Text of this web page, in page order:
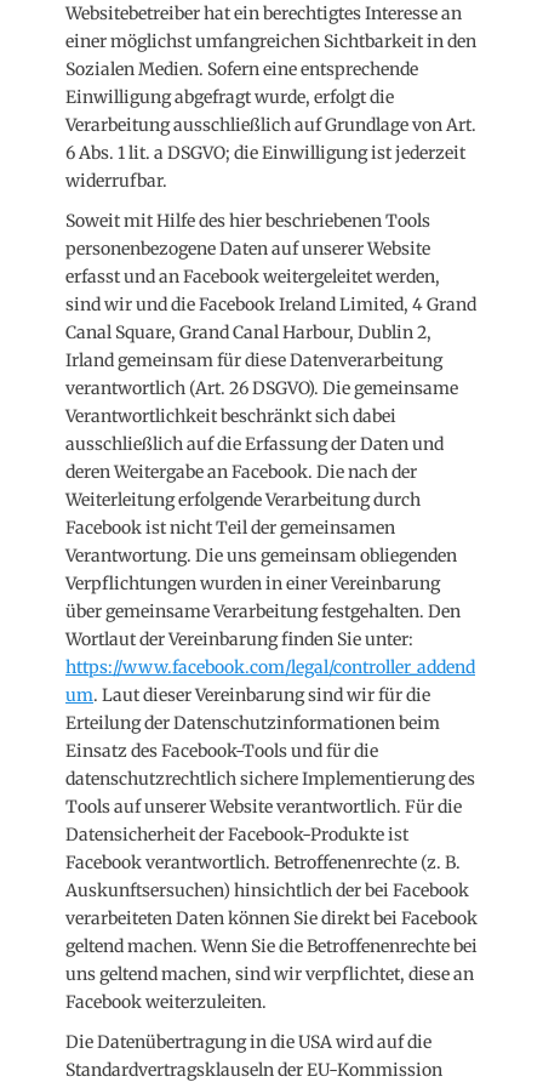
Websitebetreiber hat ein berechtigtes Interesse an
einer möglichst umfangreichen Sichtbarkeit in den
Sozialen Medien. Sofern eine entsprechende
Einwilligung abgefragt wurde, erfolgt die
Verarbeitung ausschließlich auf Grundlage von Art.
6 Abs. 1 lit. a DSGVO; die Einwilligung ist jederzeit
widerrufbar.
Soweit mit Hilfe des hier beschriebenen Tools
personenbezogene Daten auf unserer Website
erfasst und an Facebook weitergeleitet werden,
sind wir und die Facebook Ireland Limited, 4 Grand
Canal Square, Grand Canal Harbour, Dublin 2,
Irland gemeinsam für diese Datenverarbeitung
verantwortlich (Art. 26 DSGVO). Die gemeinsame
Verantwortlichkeit beschränkt sich dabei
ausschließlich auf die Erfassung der Daten und
deren Weitergabe an Facebook. Die nach der
Weiterleitung erfolgende Verarbeitung durch
Facebook ist nicht Teil der gemeinsamen
Verantwortung. Die uns gemeinsam obliegenden
Verpflichtungen wurden in einer Vereinbarung
über gemeinsame Verarbeitung festgehalten. Den
Wortlaut der Vereinbarung finden Sie unter:
https://www.facebook.com/legal/controller_addend
um. Laut dieser Vereinbarung sind wir für die
Erteilung der Datenschutzinformationen beim
Einsatz des Facebook-Tools und für die
datenschutzrechtlich sichere Implementierung des
Tools auf unserer Website verantwortlich. Für die
Datensicherheit der Facebook-Produkte ist
Facebook verantwortlich. Betroffenenrechte (z. B.
Auskunftsersuchen) hinsichtlich der bei Facebook
verarbeiteten Daten können Sie direkt bei Facebook
geltend machen. Wenn Sie die Betroffenenrechte bei
uns geltend machen, sind wir verpflichtet, diese an
Facebook weiterzuleiten.
Die Datenübertragung in die USA wird auf die
Standardvertragsklauseln der EU-Kommission